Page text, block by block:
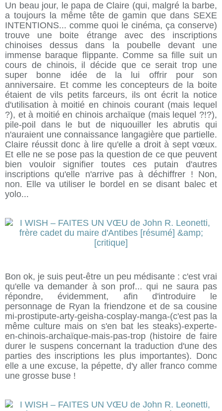
Un beau jour, le papa de Claire (qui, malgré la barbe,
a toujours la même tête de gamin que dans SEXE
INTENTIONS... comme quoi le cinéma, ça conserve)
trouve une boite étrange avec des inscriptions
chinoises dessus dans la poubelle devant une
immense baraque flippante. Comme sa fille suit un
cours de chinois, il décide que ce serait trop une
super bonne idée de la lui offrir pour son
anniversaire. Et comme les concepteurs de la boite
étaient de vils petits farceurs, ils ont écrit la notice
d'utilisation à moitié en chinois courant (mais lequel
?), et à moitié en chinois archaïque (mais lequel ?!?),
pile-poil dans le but de niquouiller les abrutis qui
n'auraient une connaissance langagière que partielle.
Claire réussit donc à lire qu'elle a droit à sept vœux.
Et elle ne se pose pas la question de ce que peuvent
bien vouloir signifier toutes ces putain d'autres
inscriptions qu'elle n'arrive pas à déchiffrer ! Non,
non. Elle va utiliser le bordel en se disant balec et
yolo...
Bon ok, je suis peut-être un peu médisante : c'est vrai
qu'elle va demander à son prof... qui ne saura pas
répondre, évidemment, afin d'introduire le
personnage de Ryan la friendzone et de sa cousine
mi-prostipute-arty-geisha-cosplay-manga-(c'est pas la
même culture mais on s'en bat les steaks)-experte-
en-chinois-archaïque-mais-pas-trop (histoire de faire
durer le suspens concernant la traduction d'une des
parties des inscriptions les plus importantes). Donc
elle a une excuse, la pépette, d'y aller franco comme
une grosse buse !